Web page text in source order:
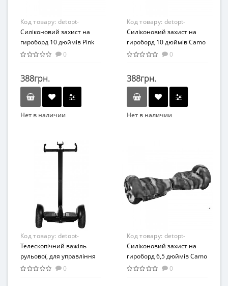
Код товару: detopt-
876311
Силіконовий захист на
гироборд 10 дюймів Pink
(Рожевий)
0
388грн.
Нет в наличии
Код товару: detopt-
876313
Силіконовий захист на
гироборд 10 дюймів Camo
(Хакі)
0
388грн.
Нет в наличии
Код товару: detopt-
876327
Телескопічний важіль
рульової, для управління
руками для NineBot Black
0
Код товару: detopt-
876304
Силіконовий захист на
гироборд 6,5 дюймів Camo
(Хакі)
0